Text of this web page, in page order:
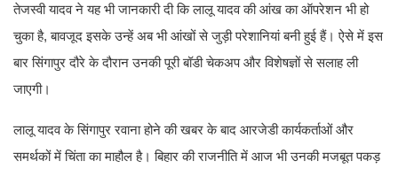
तेजस्वी यादव ने यह भी जानकारी दी कि लालू यादव की आंख का ऑपरेशन भी हो
चुका है, बावजूद इसके उन्हें अब भी आंखों से जुड़ी परेशानियां बनी हुई हैं। ऐसे में इस
बार सिंगापुर दौरे के दौरान उनकी पूरी बॉडी चेकअप और विशेषज्ञों से सलाह ली
जाएगी।
लालू यादव के सिंगापुर रवाना होने की खबर के बाद आरजेडी कार्यकर्ताओं और
समर्थकों में चिंता का माहौल है। बिहार की राजनीति में आज भी उनकी मजबूत पकड़